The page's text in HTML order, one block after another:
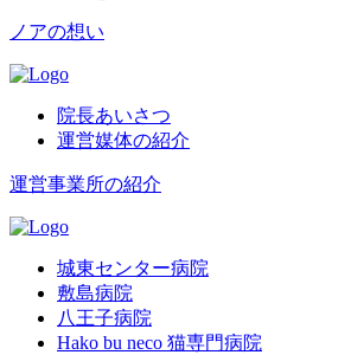
ノアの想い
院長あいさつ
運営媒体の紹介
運営事業所の紹介
城東センター病院
敷島病院
八王子病院
Hako bu neco 猫専門病院